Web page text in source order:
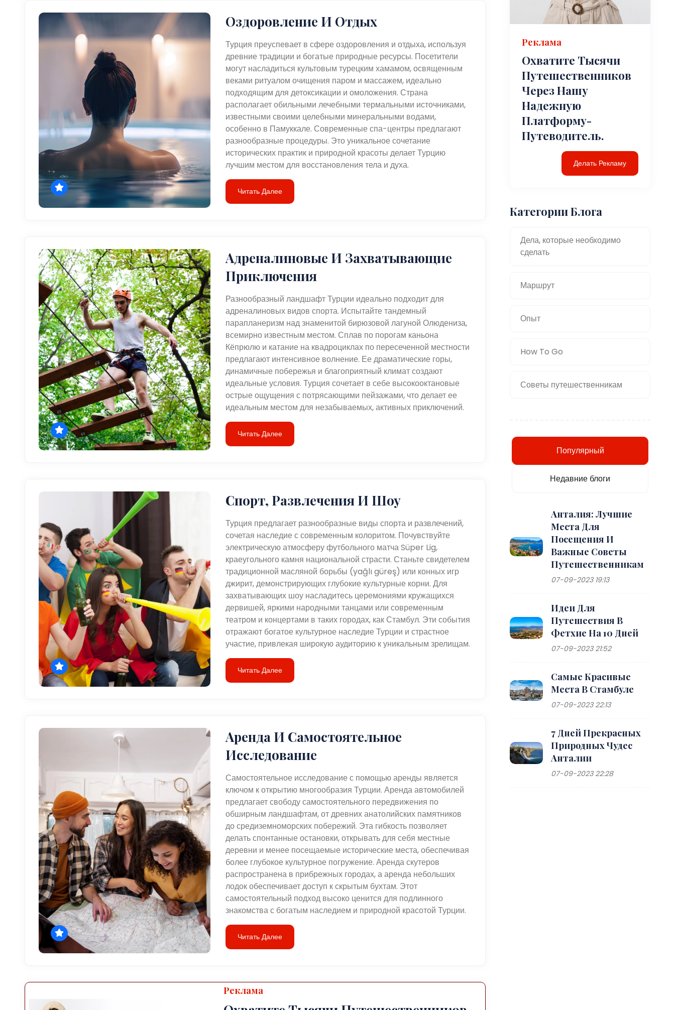
Оздоровление И Отдых
Турция преуспевает в сфере оздоровления и отдыха, используя
древние традиции и богатые природные ресурсы. Посетители
могут насладиться культовым турецким хамамом, освященным
веками ритуалом очищения паром и массажем, идеально
подходящим для детоксикации и омоложения. Страна
располагает обильными лечебными термальными источниками,
известными своими целебными минеральными водами,
особенно в Памуккале. Современные спа-центры предлагают
разнообразные процедуры. Это уникальное сочетание
исторических практик и природной красоты делает Турцию
лучшим местом для восстановления тела и духа.
Читать Далее
Адреналиновые И Захватывающие
Приключения
Разнообразный ландшафт Турции идеально подходит для
адреналиновых видов спорта. Испытайте тандемный
парапланеризм над знаменитой бирюзовой лагуной Олюдениза,
всемирно известным местом. Сплав по порогам каньона
Кёпрюлю и катание на квадроциклах по пересеченной местности
предлагают интенсивное волнение. Ее драматические горы,
динамичные побережья и благоприятный климат создают
идеальные условия. Турция сочетает в себе высокооктановые
острые ощущения с потрясающими пейзажами, что делает ее
идеальным местом для незабываемых, активных приключений.
Читать Далее
Спорт, Развлечения И Шоу
Турция предлагает разнообразные виды спорта и развлечений,
сочетая наследие с современным колоритом. Почувствуйте
электрическую атмосферу футбольного матча Süper Lig,
краеугольного камня национальной страсти. Станьте свидетелем
традиционной масляной борьбы (yağlı güreş) или конных игр
джирит, демонстрирующих глубокие культурные корни. Для
захватывающих шоу насладитесь церемониями кружащихся
дервишей, яркими народными танцами или современным
театром и концертами в таких городах, как Стамбул. Эти события
отражают богатое культурное наследие Турции и страстное
участие, привлекая широкую аудиторию к уникальным зрелищам.
Читать Далее
Аренда И Самостоятельное
Исследование
Самостоятельное исследование с помощью аренды является
ключом к открытию многообразия Турции. Аренда автомобилей
предлагает свободу самостоятельного передвижения по
обширным ландшафтам, от древних анатолийских памятников
до средиземноморских побережий. Эта гибкость позволяет
делать спонтанные остановки, открывать для себя местные
деревни и менее посещаемые исторические места, обеспечивая
более глубокое культурное погружение. Аренда скутеров
распространена в прибрежных городах, а аренда небольших
лодок обеспечивает доступ к скрытым бухтам. Этот
самостоятельный подход высоко ценится для подлинного
знакомства с богатым наследием и природной красотой Турции.
Читать Далее
Реклама
Реклама
Охватите Тысячи
Путешественников
Через Нашу
Надежную
Платформу-
Путеводитель.
Делать Рекламу
Категории Блога
Дела, которые необходимо
сделать
Маршрут
Опыт
How To Go
Советы путешественникам
Популярный
Недавние блоги
Анталия: Лучшие
Места Для
Посещения И
Важные Советы
Путешественникам
07-09-2023 19:13
Идеи Для
Путешествия В
Фетхие На 10 Дней
07-09-2023 21:52
Самые Красивые
Места В Стамбуле
07-09-2023 22:13
7 Дней Прекрасных
Природных Чудес
Анталии
07-09-2023 22:28